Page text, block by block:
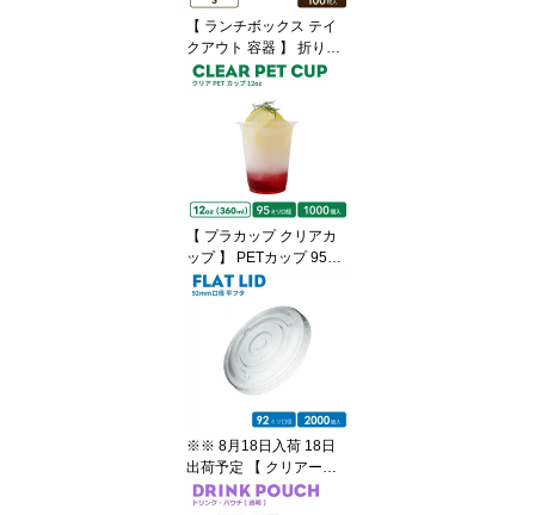
ンクカフェ クリアカップ
紙カップ 紙コップ
【 ランチボックス テイ
クアウト 容器 】 折り紙
容器 クラフト (S) 100枚
おしゃれ ランチBOX 便
利 ランチBOX おしゃれ
弁当箱 ピザ容器 ピザBO
X サンドイッチ容器 ホッ
トドック容器 エコ容器
使い捨て容器 持ち帰り
フード容器 食品容器 デ
ザート容器 弁当 ランチ
箱
【 プラカップ クリアカ
ップ 】 PETカップ 95m
m口径 クリアカップ 12
オンス 360ml 透明 プラ
スチック ポリエチレン1
000個 ノーマル型 業務用
使い捨て容器 おしゃれ
プラカップ アイスカップ
※※ 8月18日入荷 18日
出荷予定 【 クリアーカ
ップ 】 92mm口径専用
平フタ(C穴) 2000個 アイ